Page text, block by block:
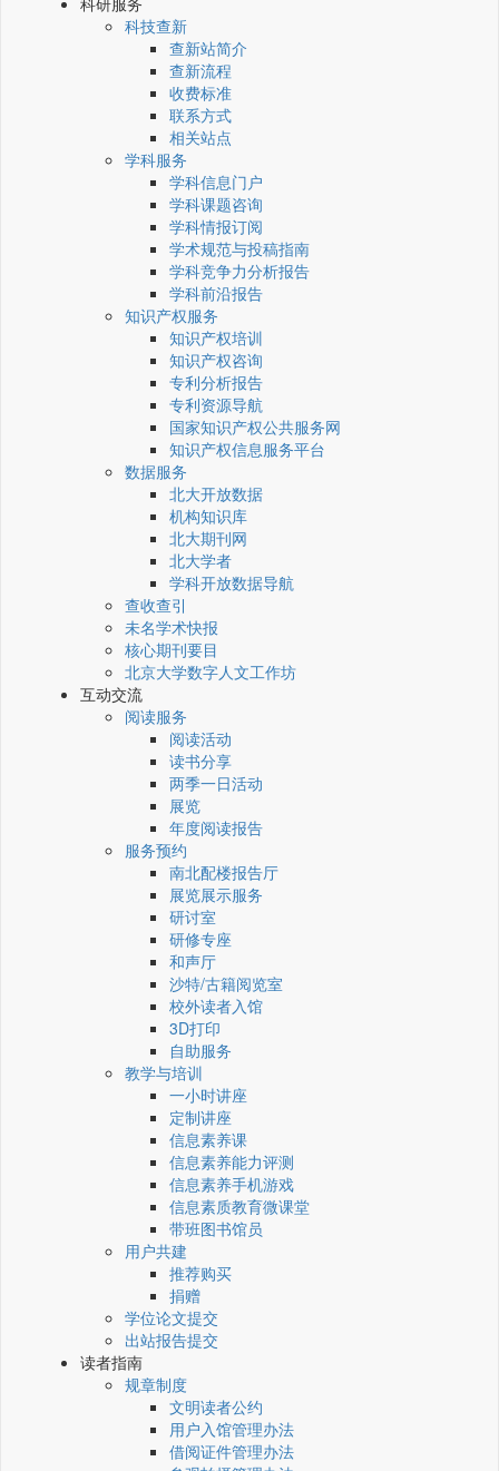
科技查新
查新站简介
查新流程
收费标准
联系方式
相关站点
学科服务
学科信息门户
学科课题咨询
学科情报订阅
学术规范与投稿指南
学科竞争力分析报告
学科前沿报告
知识产权服务
知识产权培训
知识产权咨询
专利分析报告
专利资源导航
国家知识产权公共服务网
知识产权信息服务平台
数据服务
北大开放数据
机构知识库
北大期刊网
北大学者
学科开放数据导航
查收查引
未名学术快报
核心期刊要目
北京大学数字人文工作坊
互动交流
阅读服务
阅读活动
读书分享
两季一日活动
展览
年度阅读报告
服务预约
南北配楼报告厅
展览展示服务
研讨室
研修专座
和声厅
沙特/古籍阅览室
校外读者入馆
3D打印
自助服务
教学与培训
一小时讲座
定制讲座
信息素养课
信息素养能力评测
信息素养手机游戏
信息素质教育微课堂
带班图书馆员
用户共建
推荐购买
捐赠
学位论文提交
出站报告提交
读者指南
规章制度
文明读者公约
用户入馆管理办法
借阅证件管理办法